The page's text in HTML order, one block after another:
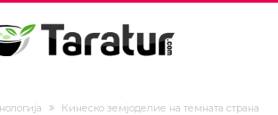
Кинеско земјоделие на темната страна